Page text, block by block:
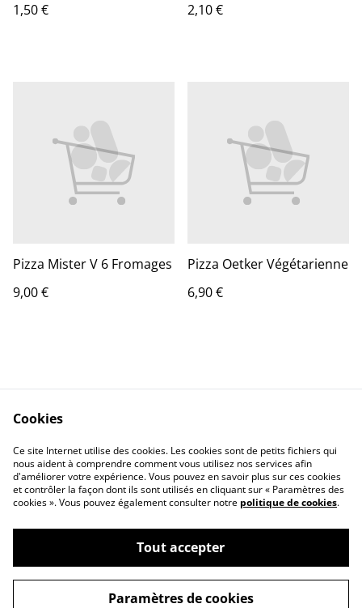
1,50 €
2,10 €
Pizza Mister V 6 Fromages
9,00 €
Pizza Oetker Végétarienne
6,90 €
Contact Us
Legal Terms
Privacy Policy
Cookie Policy
©2026Zone74 Loisirs Paintball
Cookies
Ce site Internet utilise des cookies. Les cookies sont de petits fichiers qui
nous aident à comprendre comment vous utilisez nos services afin
d'améliorer votre expérience. Vous pouvez en savoir plus sur ces cookies
et contrôler la façon dont ils sont utilisés en cliquant sur « Paramètres des
cookies ». Vous pouvez également consulter notre politique de cookies.
Tout accepter
Paramètres de cookies